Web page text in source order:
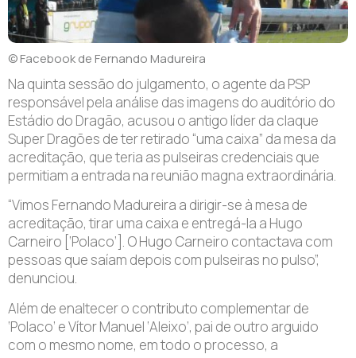
© Facebook de Fernando Madureira
Na quinta sessão do julgamento, o agente da PSP
responsável pela análise das imagens do auditório do
Estádio do Dragão, acusou o antigo líder da claque
Super Dragões de ter retirado “uma caixa” da mesa da
acreditação, que teria as pulseiras credenciais que
permitiam a entrada na reunião magna extraordinária.
“Vimos Fernando Madureira a dirigir-se à mesa de
acreditação, tirar uma caixa e entregá-la a Hugo
Carneiro [‘Polaco’]. O Hugo Carneiro contactava com
pessoas que saíam depois com pulseiras no pulso”,
denunciou.
Além de enaltecer o contributo complementar de
‘Polaco’ e Vítor Manuel ‘Aleixo’, pai de outro arguido
com o mesmo nome, em todo o processo, a